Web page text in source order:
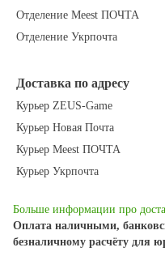
Отделение Meest ПОЧТА
Отделение Укрпочта
Доставка по адресу
Курьер ZEUS-Game
Курьер Новая Почта
Курьер Meest ПОЧТА
Курьер Укрпочта
Больше информации про
Оплата наличными,
безналичному расчёту для